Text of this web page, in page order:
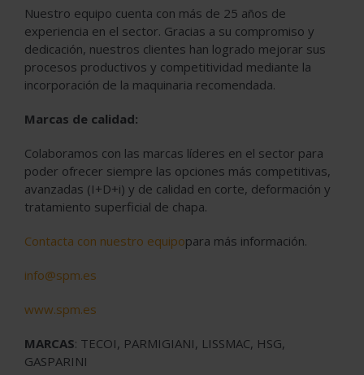
Nuestro equipo cuenta con más de 25 años de
experiencia en el sector. Gracias a su compromiso y
dedicación, nuestros clientes han logrado mejorar sus
procesos productivos y competitividad mediante la
incorporación de la maquinaria recomendada.
Marcas de calidad:
Colaboramos con las marcas líderes en el sector para
poder ofrecer siempre las opciones más competitivas,
avanzadas (I+D+i) y de calidad en corte, deformación y
tratamiento superficial de chapa.
Contacta con nuestro equipopara más información.
info@spm.es
www.spm.es
MARCAS: TECOI, PARMIGIANI, LISSMAC, HSG,
GASPARINI